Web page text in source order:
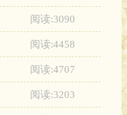
阅读:3090
阅读:4458
阅读:4707
阅读:3203